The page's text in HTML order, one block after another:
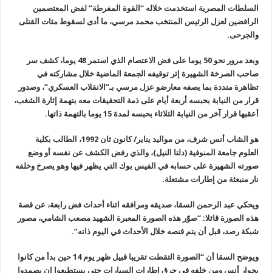
السلطات المصرية استخدمت خلاله “القوة المفرطة” لفض المعتصمين
الرافضين لعزل الرئيس المنتخب محمد مرسي، ما أدى لسقوط مئات القتلى
والجرحى.
وبعد مرور نحو 50 يوما على فض الاعتصام الذي استمر 48 يوما، كشف سر
صاحب الصرخة الشهيرة إثر توقيفه الجمعة الماضية خلال مشاركته في
تظاهرة منددة بما يصفه معارضو عزل مرسي بـ”الانقلاب العسكري”، وصدور
قرار من النيابة بحبسه أربعة أيام على ذمة التحقيقات معه بتهمة إثارة الشغب،
أعقبها قرار آخر من النيابة الثلاثاء بحبسه لمدة 15 يوما بالتهمة ذاتها.
هو الشاب أنس شرف، من مواليد يناير/ كانون ثان 1992، الطالب بكلية
العلوم جامعة المنوفية (دلتا النيل)، والذي رفض الكشف عن نفسه أو وضع
صورته الشهيرة على حسابه في الفيس بوك التي يظهر فيها وهو يصرخ وخلفه
نار منبعثة من إطارات مشتعلة.
ويحكي عبد الرحمن السقا، صديقه ومرافقه اثناء أحداث فض رابعة، عن قصة
هذه الصورة قائلا: “صوّر هذه الصورة المعبرة الشهيد مصعب الشامي، مصور
شبكة رصد، قبل أن يتم قنصه خلال الأحداث في اليوم ذاته”.
ويوضح السقا أن “الصورة التقطت تقريبا قبيل ظهر يوم 14 حين بدأ من كانوا
بجوار أنس ومن خلفه في حرق إطارات السيارات حتي يستطيعوا ان يصمدوا